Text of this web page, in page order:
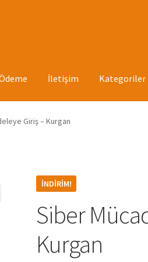
İletişim Kategoriler
Hesabım
Giriş – Kurgan
İNDIRIM!
Siber
Kurgan